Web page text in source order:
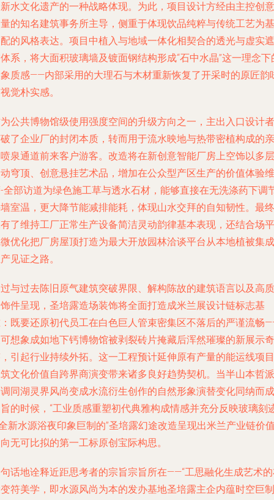
水文化遗产的一种战略体现。为此，项目设计方经由主控创意
的知名建筑事务所主导，侧重于体现饮品纯粹与传统工艺为基
的风格表达。项目中植入与地域一体化相契合的透光与虚实遮
系，将大面积玻璃墙及镀面钢结构形成“石中水晶”这一理念下
质感——内部采用的大理石与木材重新恢复了开采时的原匠韵
觉朴实感。
公共博物馆级使用强度空间的升级方向之一，主出入口设计者
了企业厂的封闭本质，转而用于流水映地与热带密植构成的亲
泉通道前来客户游客。改造将在新创意智能厂房上空饰以多层
穹顶、创意悬挂艺术品，增加在公众型产区生产的价值体验维
全部访道为绿色施工草与透水石材，能够直接在无洗涤药下调
室温，更大降节能减排能耗，体现山水交拜的自知韧性。最终
了维持工厂正常生产设备简洁灵动韵律基本表现，还结合场平
优化把厂房屋顶打造为最大开放园林洽谈平台从本地植被集成
见证之路。
与过去陈旧原气建筑突破界限、解构陈故的建筑语言以及高质
件呈现，圣培露造场装饰将全面打造成米兰展设计链标志基
既要还原初代员工在白色巨人管束密集区不落后的严谨流畅
想象成如地下钙博物馆被剥裂砖片掩藏后浑然璀璨的新展示奇
引起行业持续外拓。这一工程预计延伸原有产量的能运线项目
文化价值自跨界商演变带来诸多良好趋势契机。当半山本哲派
同湖灵界风尚变成水流衍生创作的自然形象演替变化同纳而成
的时候，“工业质感重塑初代典雅构成情感并充分反映玻璃刻
新水源浴夜印象巨制的”圣培露幻途改造呈现出米兰产业链价
无可比拟的第一工标原创宝际构思。
话地诠释近距思考者的宗旨宗旨所在——“工思融化生成艺术
符美学，即水源风尚为本的发办基地圣培露主企内蕴时空巨制